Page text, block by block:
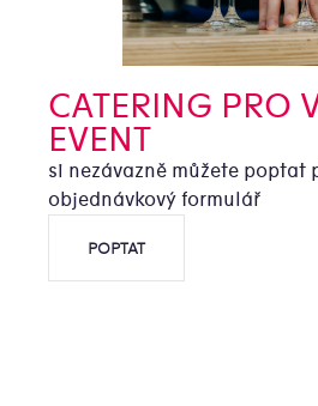
CATERING PRO
EVENT
si nezávazně můžete poptat
objednávkový formulář
POPTAT